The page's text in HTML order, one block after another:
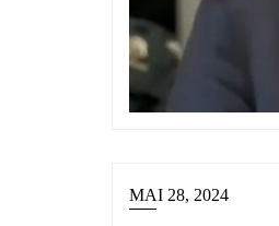
MAI 28, 2024